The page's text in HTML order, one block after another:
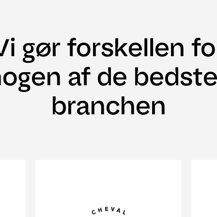
gør forskellen
af de
branchen